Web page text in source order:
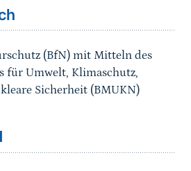
(BfN) mit Mitteln des
für Umwelt, Klimaschutz,
Sicherheit (BMUKN)